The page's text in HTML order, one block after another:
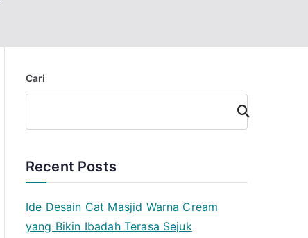
Cari
Cari
Recent Posts
Ide Desain Cat Masjid Warna Cream
yang Bikin Ibadah Terasa Sejuk